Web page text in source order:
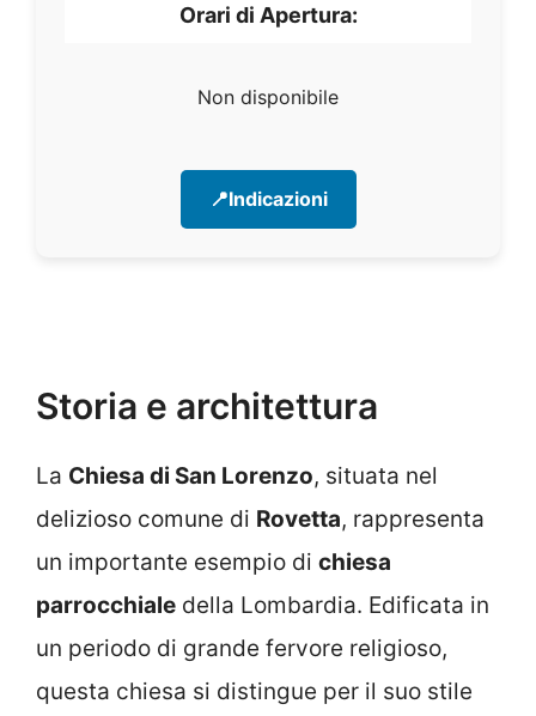
Orari di Apertura:
Non disponibile
📍Indicazioni
Storia e architettura
La Chiesa di San Lorenzo, situata nel
delizioso comune di Rovetta, rappresenta
un importante esempio di chiesa
parrocchiale della Lombardia. Edificata in
un periodo di grande fervore religioso,
questa chiesa si distingue per il suo stile